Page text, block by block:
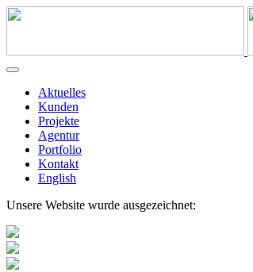
Aktuelles
Kunden
Projekte
Agentur
Portfolio
Kontakt
English
Unsere Website wurde ausgezeichnet: